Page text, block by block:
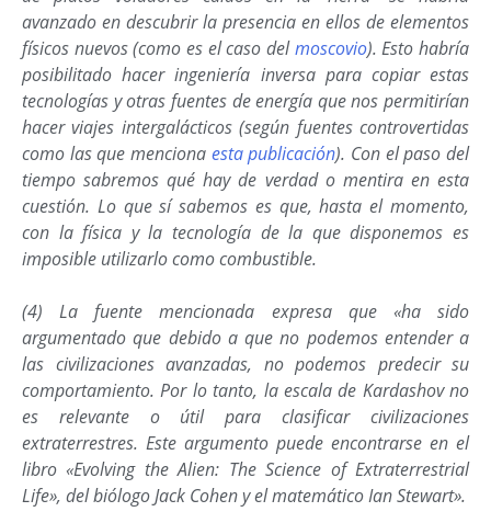
avanzado en descubrir la presencia en ellos de elementos
físicos nuevos (como es el caso delmoscovio). Esto habría
posibilitado hacer ingeniería inversa para copiar estas
tecnologías y otras fuentes de energía que nos permitirían
hacer viajes intergalácticos (según fuentes controvertidas
como las que menciona esta publicación). Con el paso del
tiempo sabremos qué hay de verdad o mentira en esta
cuestión. Lo que sí sabemos es que, hasta el momento,
con la física y la tecnología de la que disponemos es
imposible utilizarlo como combustible.
(4) La fuente mencionada expresa que «ha sido
argumentado que debido a que no podemos entender a
las civilizaciones avanzadas, no podemos predecir su
comportamiento. Por lo tanto, la escala de Kardashov no
es relevante o útil para clasificar civilizaciones
extraterrestres. Este argumento puede encontrarse en el
libro «Evolving the Alien: The Science of Extraterrestrial
Life», del biólogo Jack Cohen y el matemático Ian Stewart».